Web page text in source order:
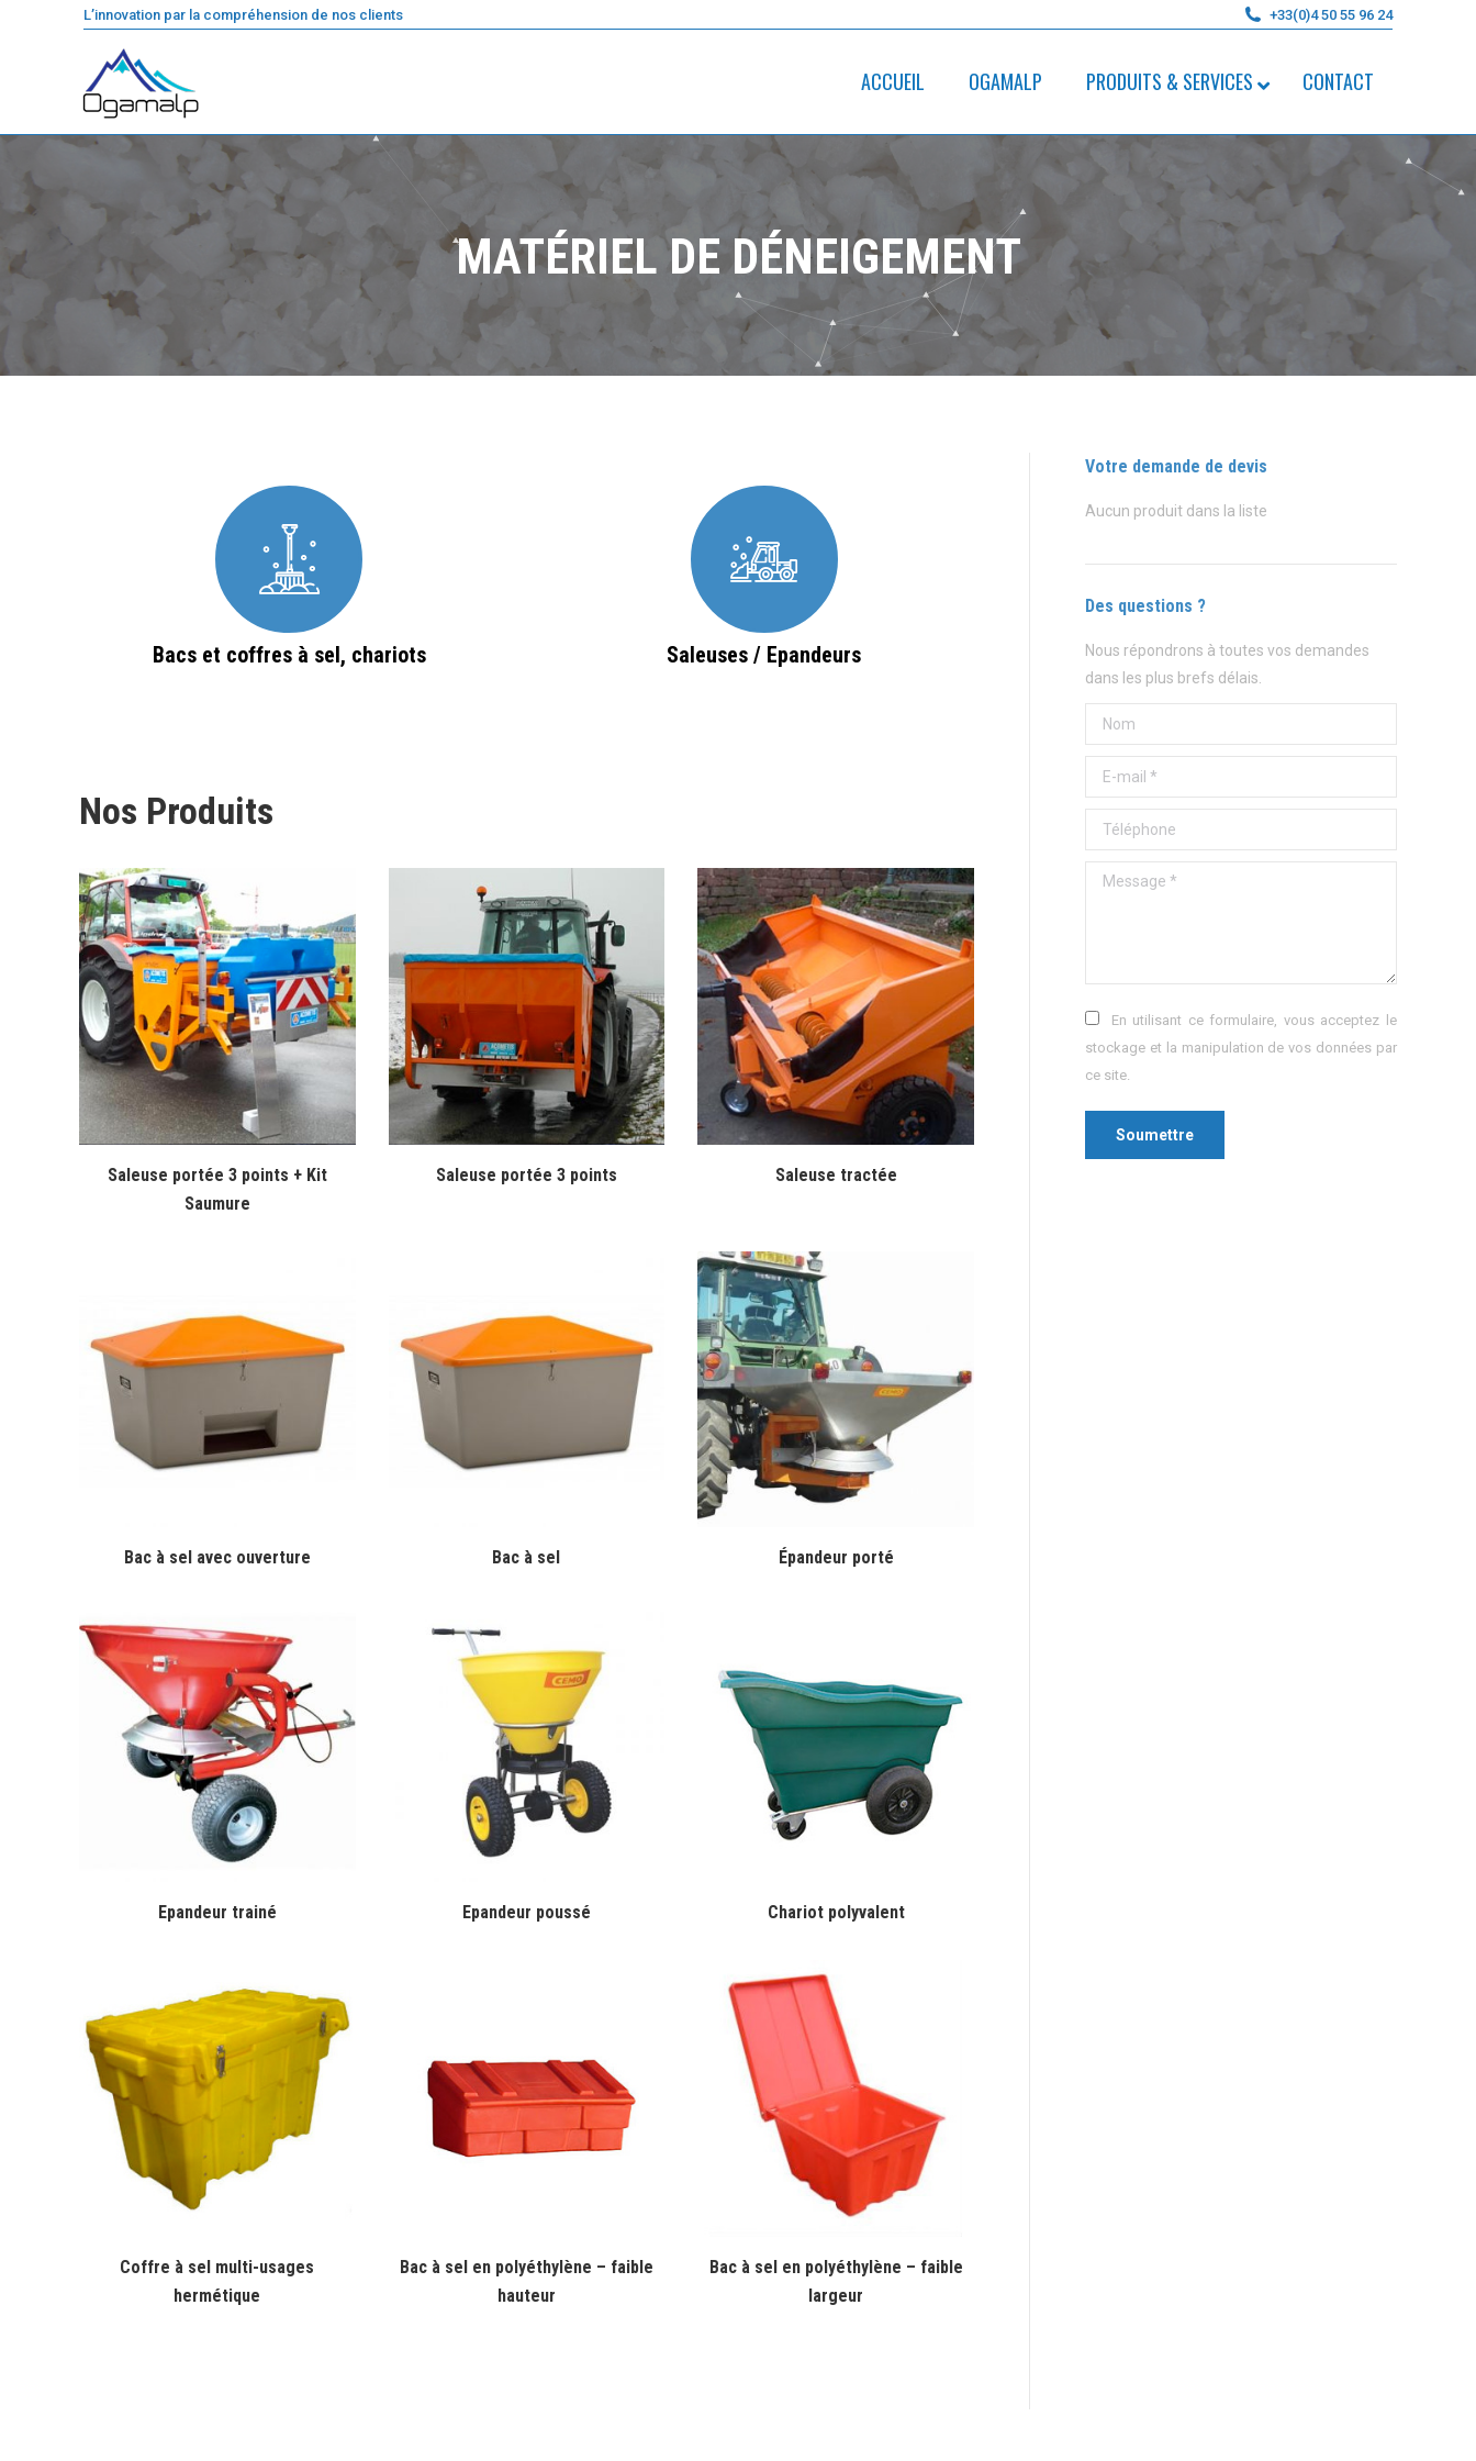
L’innovation par la compréhension de nos clients +33(0)4 50 55 96 24
ACCUEIL OGAMALP PRODUITS & SERVICES CONTACT
MATÉRIEL DE DÉNEIGEMENT
Bacs et coffres à sel, chariots Saleuses / Epandeurs
Nos Produits
Saleuse portée 3 points + Kit
Saumure
Saleuse portée 3 points Saleuse tractée
Bac à sel avec ouverture Bac à sel Épandeur porté
Epandeur trainé Epandeur poussé Chariot polyvalent
Coffre à sel multi-usages
hermétique
Bac à sel en polyéthylène – faible
hauteur
Bac à sel en polyéthylène – faible
largeur
Votre demande de devis
Aucun produit dans la liste
Des questions ?
Nous répondrons à toutes vos demandes
dans les plus brefs délais.
Nom
E-mail *
Téléphone
Message *
En utilisant ce formulaire, vous acceptez le
stockage et la manipulation de vos données par
ce site.
Soumettre